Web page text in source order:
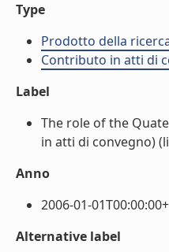
Type
Prodotto della
Contributo in atti di
Label
The role of the
in atti di convegno)
Anno
2006-01-
Alternative label